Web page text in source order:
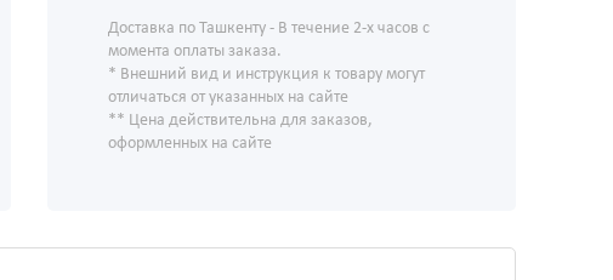
Доставка по Ташкенту - В течение 2-х часов с
момента оплаты заказа.
* Внешний вид и инструкция к товару могут
отличаться от указанных на сайте
** Цена действительна для заказов,
оформленных на сайте